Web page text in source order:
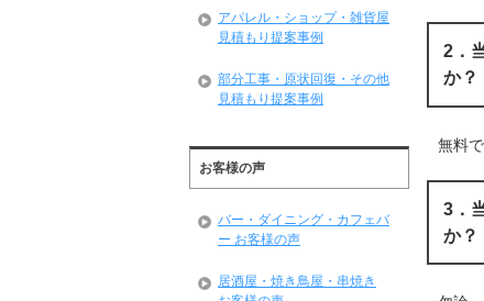
2．
か？
無料
3．
か？
アパレル・ショップ・雑貨屋
見積もり提案事例
部分工事・原状回復・その他
見積もり提案事例
お客様の声
バー・ダイニング・カフェバ
ー お客様の声
居酒屋・焼き鳥屋・串焼き